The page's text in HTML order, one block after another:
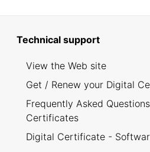
Technical support
View the Web site
Get / Renew your Digital
Frequently Asked
Certificates
Digital Certificate -